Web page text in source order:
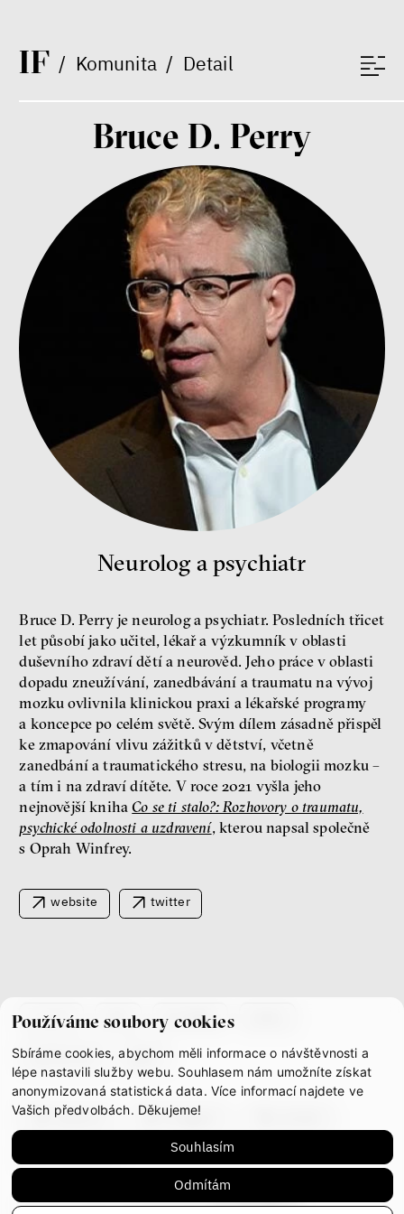
Používáme soubory cookies
Sbíráme cookies, abychom měli informace o návštěvnosti a
lépe nastavili služby webu. Souhlasem nám umožníte získat
anonymizovaná statistická data. Více informací najdete ve
Vašich předvolbách. Děkujeme!
Souhlasím
Odmítám
IF/ Komunita/ DetailZávěrečná zpráva IF 2025
Bill McKibben
Environmentalista, spisovatel,
publicista
Nehrajeme o to, jaké peníze
budeme mít, ale čí budou, říká
ekonom Palanský
Miroslav Palanský, Petr Bittner
rozhovor
Demokracie v limitech.
Jeffrey Winters o tom, jak
majetek oligarchů určuje
pravidla
Jeffrey A. Winters
Petr Bittner
Jakub Rákosník
Ondřej Slačálek
Miroslav Palanský
Lucie Trlifajová
Kateřina Smejkalová
Fotogalerie IF 2025
Bruce D. Perry
Neurolog a psychiatr
Bruce D. Perry je neurolog a psychiatr. Posledních třicet
let působí jako učitel, lékař a výzkumník v oblasti
duševního zdraví dětí a neurověd. Jeho práce v oblasti
dopadu zneužívání, zanedbávání a traumatu na vývoj
mozku ovlivnila klinickou praxi a lékařské programy
a koncepce po celém světě. Svým dílem zásadně přispěl
ke zmapování vlivu zážitků v dětství, včetně
zanedbání a traumatického stresu, na biologii mozku –
a tím i na zdraví dítěte. V roce 2021 vyšla jeho
nejnovější knihaCo se ti stalo?: Rozhovory o traumatu,
psychické odolnosti a uzdravení, kterou napsal společně
s Oprah Winfrey.
website twitter
co je if tým kontakty
partnerství gdpr
facebook instagram
This work is licensed underCC BY-NC-ND 4.0